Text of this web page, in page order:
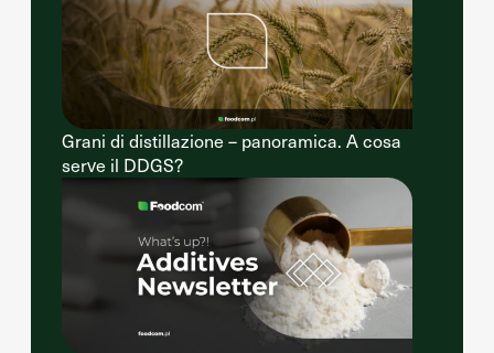
Grani di distillazione – panoramica. A cosa
serve il DDGS?